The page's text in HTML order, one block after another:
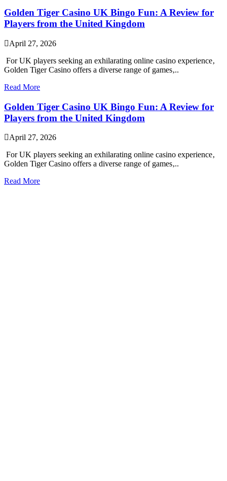
Golden Tiger Casino UK Bingo Fun: A Review for
Players from the United Kingdom
April 27, 2026
For UK players seeking an exhilarating online casino experience‚
Golden Tiger Casino offers a diverse range of games‚..
Read More
Golden Tiger Casino UK Bingo Fun: A Review for
Players from the United Kingdom
April 27, 2026
For UK players seeking an exhilarating online casino experience‚
Golden Tiger Casino offers a diverse range of games‚..
Read More